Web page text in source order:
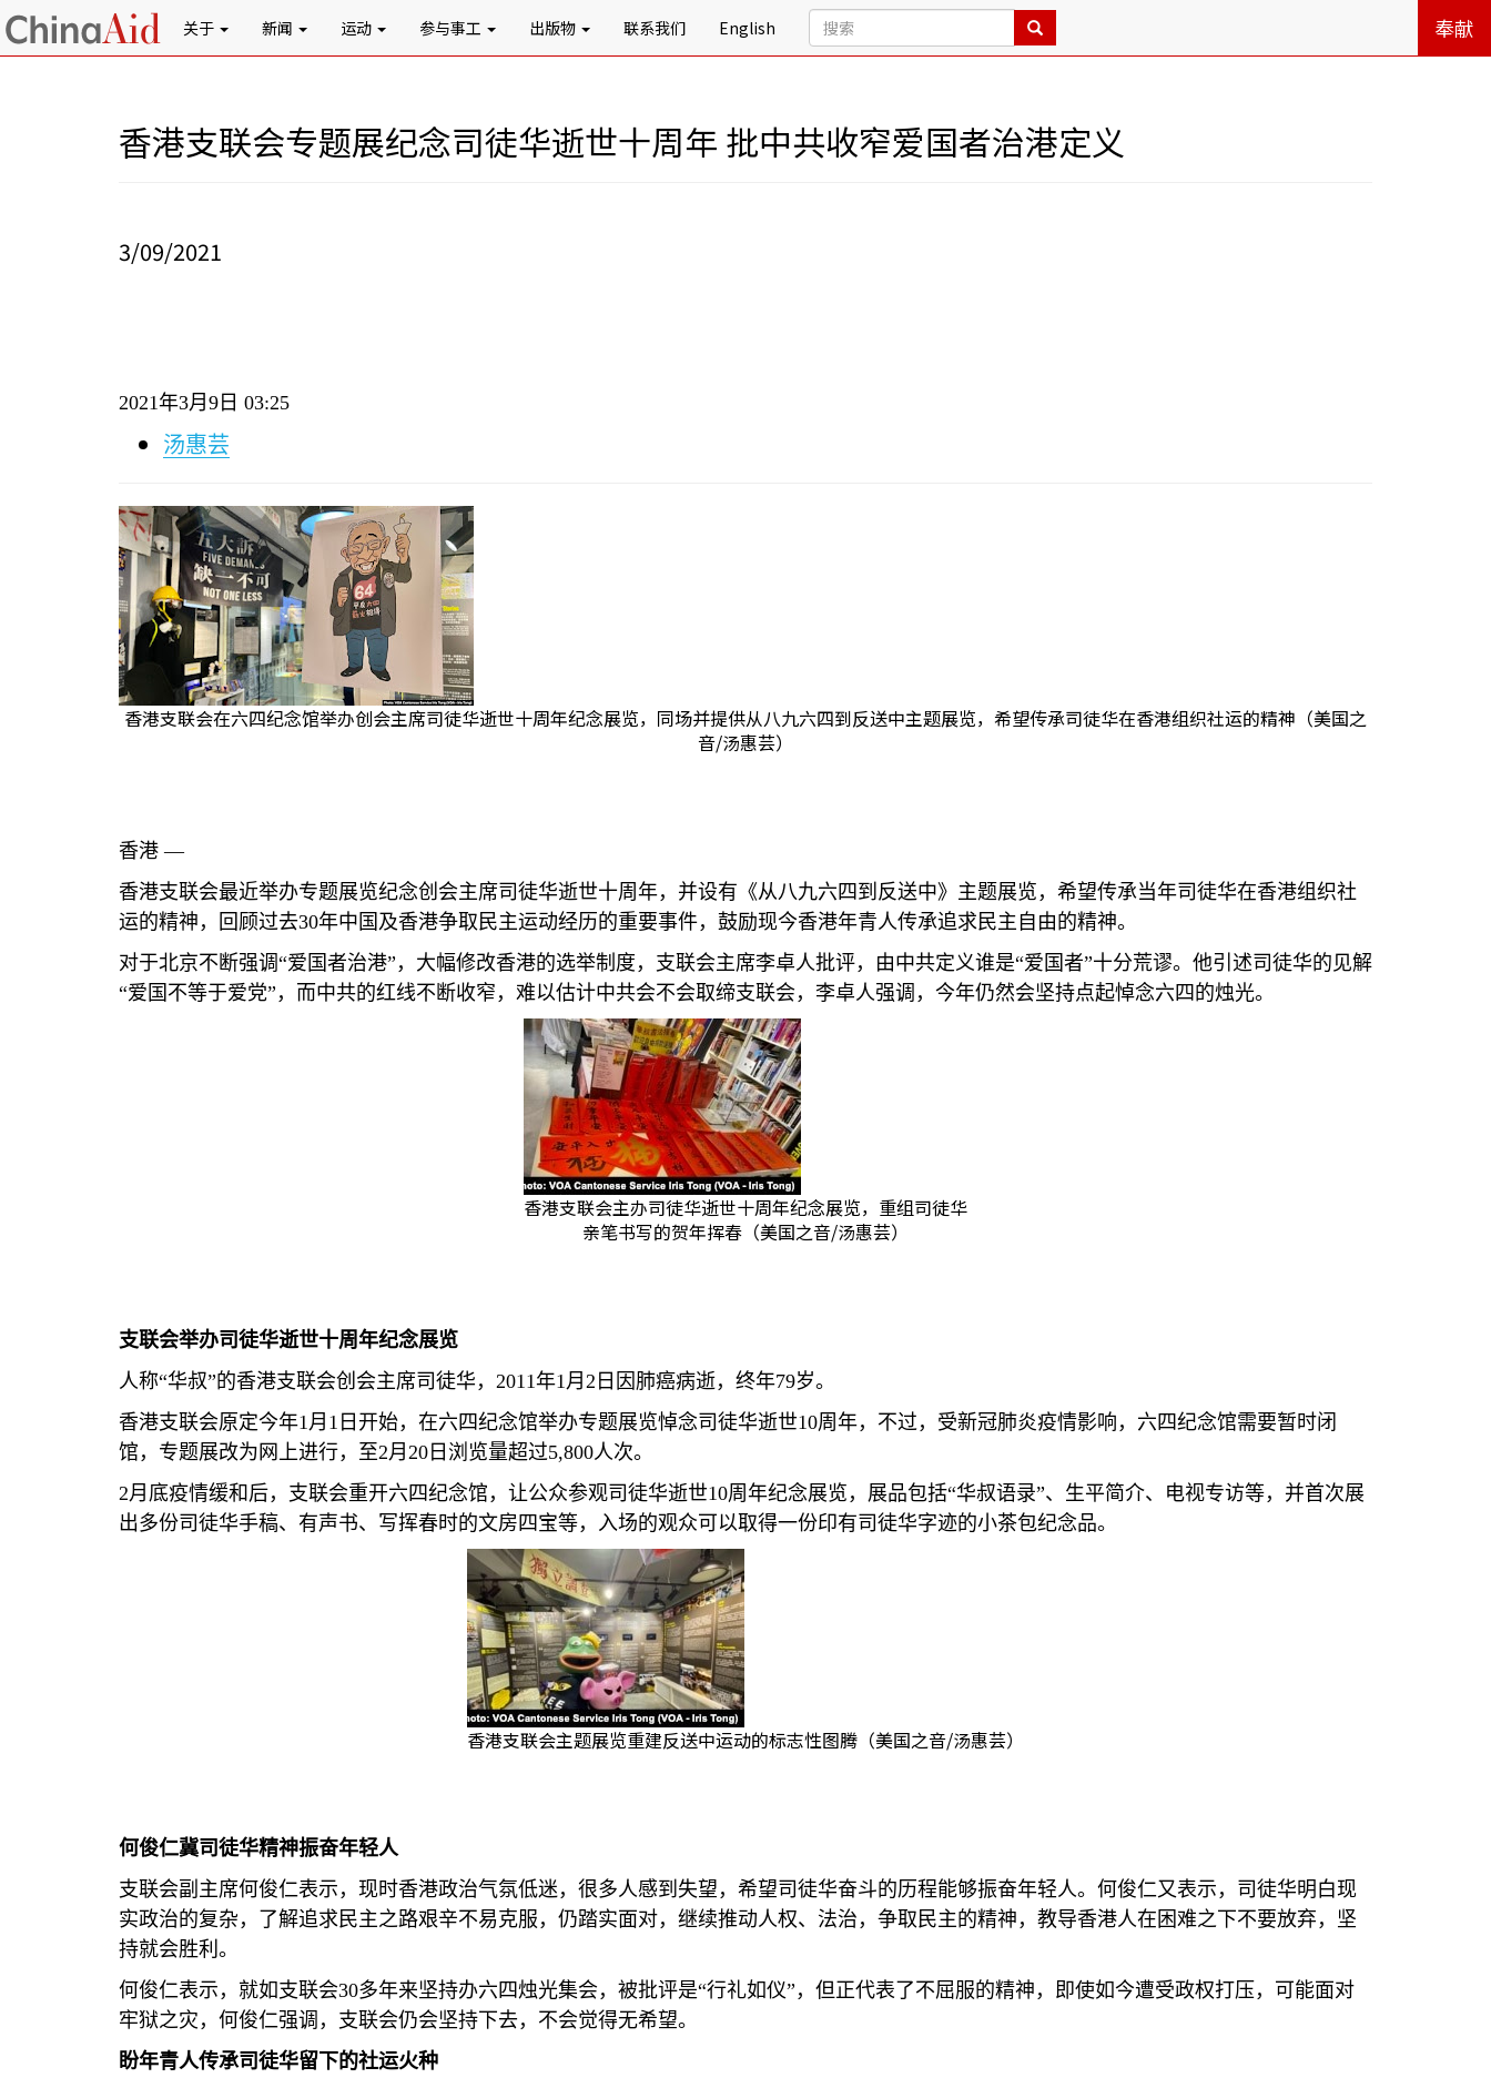
关于 新闻 运动 参与事工 出版物 联系我们 English 奉献
香港支联会专题展纪念司徒华逝世十周年 批中共收窄爱国者治港定义
3/09/2021
2021年3月 9 日 03:25
汤惠芸
香港支联会在六四纪念馆举办创会主席司徒华逝世十周年纪念展览，同场并提供从八九六四到反送中主题展览，希望传承司徒华在香港组织社运的精神（美国之
音/汤惠芸）
香港 —
香港支联会最近举办专题展览纪念创会主席司徒华逝世十周年，并设有《从八九六四到反送中》主题展览，希望传承当年司徒华在香港组织社
运的精神，回顾过去30年中国及香港争取民主运动经历的重要事件，鼓励现今香港年青人传承追求民主自由的精神。
对于北京不断强调“爱国者治港”，大幅修改香港的选举制度，支联会主席李卓人批评，由中共定义谁是“爱国者”十分荒谬。他引述司徒华的见解
“爱国不等于爱党”，而中共的红线不断收窄，难以估计中共会不会取缔支联会，李卓人强调，今年仍然会坚持点起悼念六四的烛光。
香港支联会主办司徒华逝世十周年纪念展览，重组司徒华
亲笔书写的贺年挥春（美国之音/汤惠芸）
支联会举办司徒华逝世十周年纪念展览
人称“华叔”的香港支联会创会主席司徒华， 2011年1月 2 日因肺癌病逝，终年79岁。
香港支联会原定今年1月 1 日开始，在六四纪念馆举办专题展览悼念司徒华逝世10周年，不过，受新冠肺炎疫情影响，六四纪念馆需要暂时闭
馆，专题展改为网上进行，至2月 20 日浏览量超过5,800人次。
2月底疫情缓和后，支联会重开六四纪念馆，让公众参观司徒华逝世10周年纪念展览，展品包括“华叔语录”、生平简介、电视专访等，并首次展
出多份司徒华手稿、有声书、写挥春时的文房四宝等，入场的观众可以取得一份印有司徒华字迹的小茶包纪念品。
香港支联会主题展览重建反送中运动的标志性图腾（美国之音/汤惠芸）
何俊仁冀司徒华精神振奋年轻人
支联会副主席何俊仁表示，现时香港政治气氛低迷，很多人感到失望，希望司徒华奋斗的历程能够振奋年轻人。何俊仁又表示，司徒华明白现
实政治的复杂，了解追求民主之路艰辛不易克服，仍踏实面对，继续推动人权、法治，争取民主的精神，教导香港人在困难之下不要放弃，坚
持就会胜利。
何俊仁表示，就如支联会30多年来坚持办六四烛光集会，被批评是“行礼如仪”，但正代表了不屈服的精神，即使如今遭受政权打压，可能面对
牢狱之灾，何俊仁强调，支联会仍会坚持下去，不会觉得无希望。
盼年青人传承司徒华留下的社运火种